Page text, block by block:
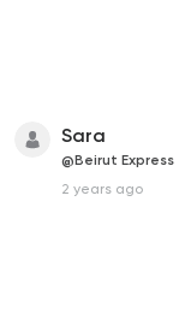
Sara
@Beirut Express
2 years ago